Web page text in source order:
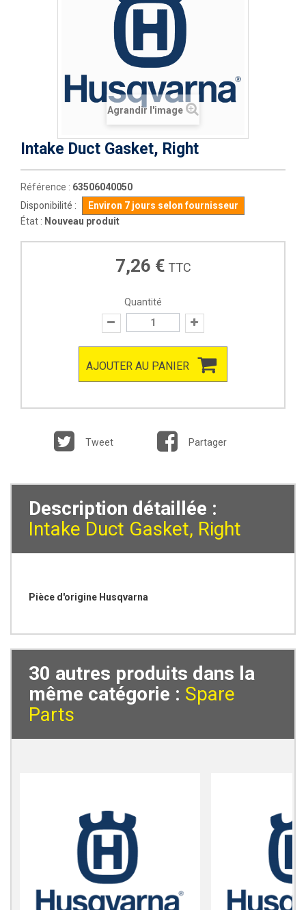
Agrandir l'image
Intake Duct Gasket, Right
Référence : 63506040050
Disponibilité :
Environ 7 jours selon fournisseur
État : Nouveau produit
7,26 € TTC
Quantité
AJOUTER AU PANIER
Tweet Partager
Description détaillée :
Intake Duct Gasket, Right
Pièce d'origine Husqvarna
30 autres produits dans la
même catégorie : Spare
Parts